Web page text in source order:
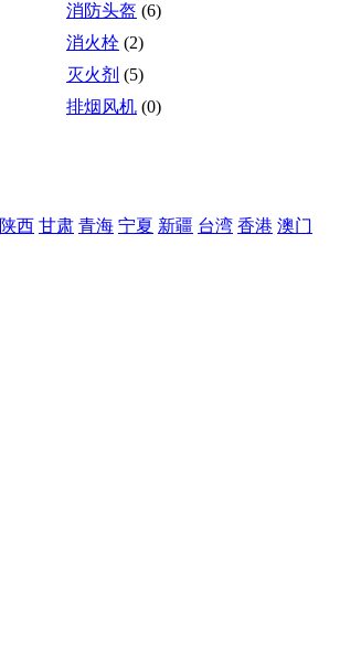
消防头盔 (6)
消火栓 (2)
灭火剂 (5)
排烟风机 (0)
陕西 甘肃 青海 宁夏 新疆 台湾 香港 澳门